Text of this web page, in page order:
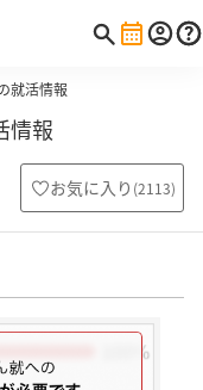
就活情報
情報
お気に入り (2113)